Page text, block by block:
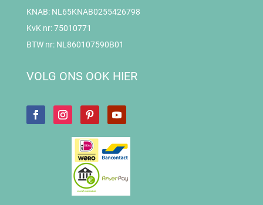
KNAB: NL65KNAB0255426798
KvK nr: 75010771
BTW nr: NL860107590B01
VOLG ONS OOK HIER